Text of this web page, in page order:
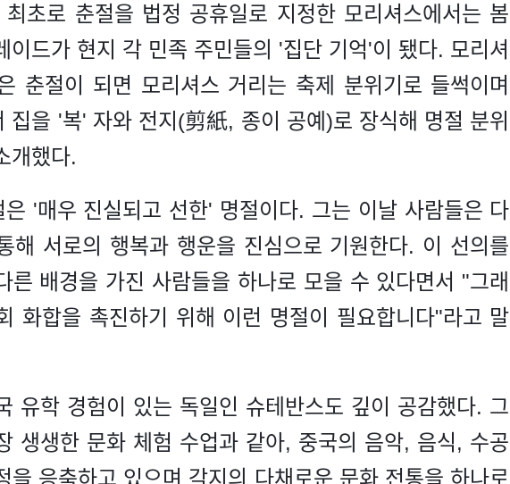
최초로 춘절을 법정 공휴일로 지정한 모리셔스에서는 봄
이드가 현지 각 민족 주민들의 '집단 기억'이 됐다. 모리셔
춘절이 되면 모리셔스 거리는 축제 분위기로 들썩이며
집을 '복' 자와 전지(剪紙, 종이 공예)로 장식해 명절 분위
개했다.
은 '매우 진실되고 선한' 명절이다. 그는 이날 사람들은 다
해 서로의 행복과 행운을 진심으로 기원한다. 이 선의를
른 배경을 가진 사람들을 하나로 모을 수 있다면서 "그래
화합을 촉진하기 위해 이런 명절이 필요합니다"라고 말
유학 경험이 있는 독일인 슈테반스도 깊이 공감했다. 그
생생한 문화 체험 수업과 같아, 중국의 음악, 음식, 수공
을 응축하고 있으며 각지의 다채로운 문화 전통을 하나로